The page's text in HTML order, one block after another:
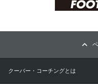
クーバー・コーチングとは